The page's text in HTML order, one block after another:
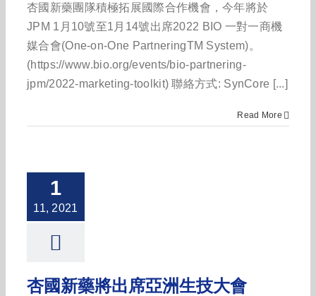
杏國新藥團隊積極拓展國際合作機會，今年將於
JPM 1月10號至1月14號出席2022 BIO 一對一商機
媒合會(One-on-One PartneringTM System)。
(https://www.bio.org/events/bio-partnering-
jpm/2022-marketing-toolkit) 聯絡方式: SynCore [...]
Read More
1
11, 2021
杏國新藥將出席亞洲生技大會